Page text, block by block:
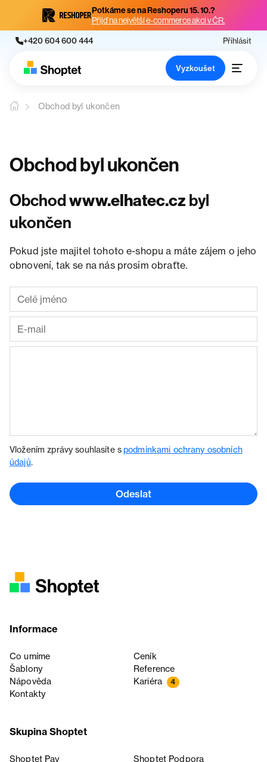
Potkáme se na Reshoperu 15. 10.?
Přijď na největší e-commerce akci v ČR.
+420 604 600 444 Přihlásit
Vyzkoušet
Obchod byl ukončen
Obchod byl ukončen
Obchodwww.elhatec.cz byl
ukončen
Pokud jste majitel tohoto e-shopu a máte zájem o jeho
obnovení, tak se na nás prosím obraťte.
Vložením zprávy souhlasíte spodmínkami ochrany osobních
údajů.
Odeslat
Informace
Co umíme
Ceník
Šablony
Reference
Nápověda
Kariéra 4
Kontakty
Skupina Shoptet
Shoptet Pay
Shoptet Podpora